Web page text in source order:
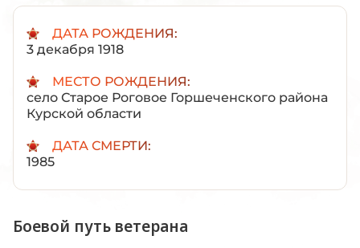
ДАТА РОЖДЕНИЯ:
3 декабря 1918
МЕСТО РОЖДЕНИЯ:
село Старое Роговое Горшеченского района
Курской области
ДАТА СМЕРТИ:
1985
Боевой путь ветерана